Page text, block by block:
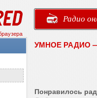
Радио
УМНОЕ РАДИО
Понравилось